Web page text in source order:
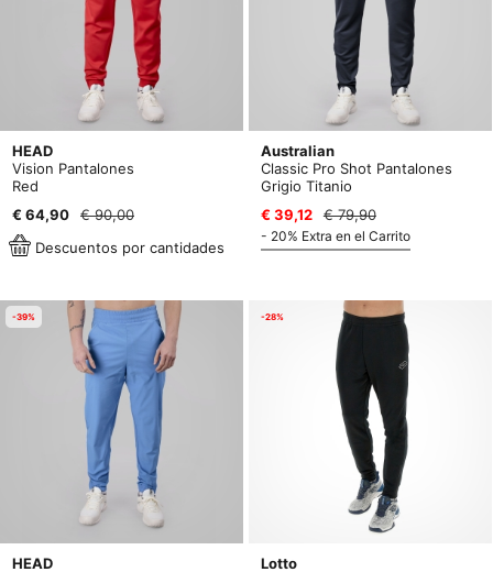
HEAD
Vision Pantalones
Red
€ 64,90
€ 90,00
Descuentos por cantidades
Australian
Classic Pro Shot Pantalones
Grigio Titanio
€ 39,12
€ 79,90
- 20% Extra en el Carrito
-39%
HEAD
-28%
Lotto